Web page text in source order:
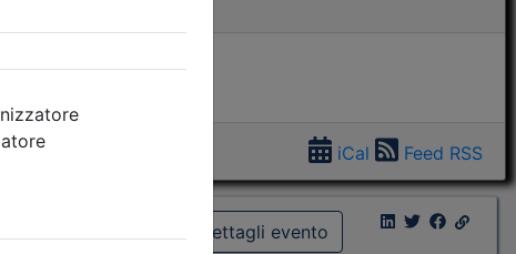
iCal Feed RSS
Dettagli evento